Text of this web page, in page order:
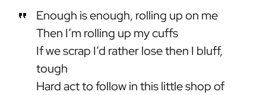
Enough is enough, rolling up on me
Then I’m rolling up my cuffs
If we scrap I’d rather lose then I bluff,
tough
Hard act to follow in this little shop of